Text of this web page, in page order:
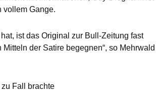
vollem Gange.
ist das Original zur Bull-Zeitung fast
der Satire begegnen“, so Mehrwald
Fall brachte